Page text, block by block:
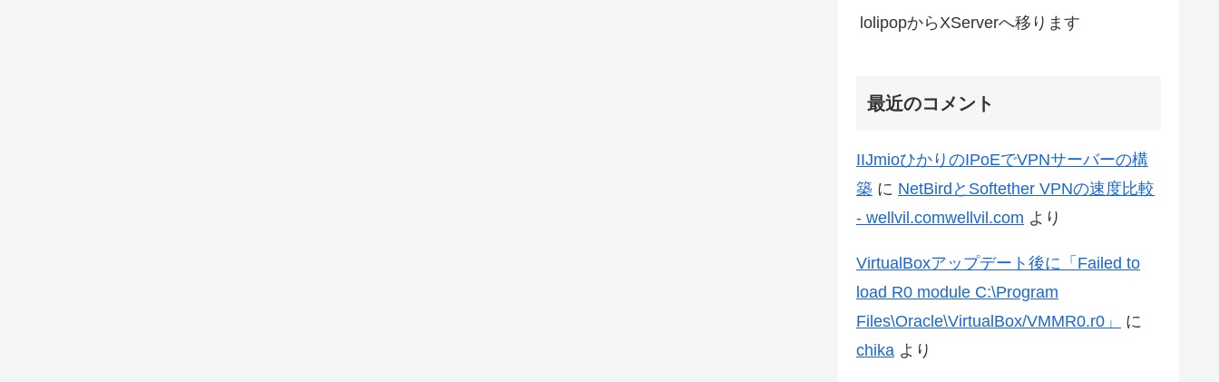
lolipopからXServerへ移ります
最近のコメント
IIJmioひかりのIPoEでVPNサーバーの構
築 に NetBirdとSoftether VPNの速度比較
- wellvil.comwellvil.com より
VirtualBoxアップデート後に「Failed to
load R0 module C:\Program
Files\Oracle\VirtualBox/VMMR0.r0」
に
chika より